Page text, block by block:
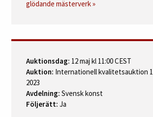
glödande mästerverk »
Auktionsdag: 12 maj kl 11:00 CEST
Auktion: Internationell kvalitetsauktion
2023
Avdelning: Svensk konst
Följerätt: Ja